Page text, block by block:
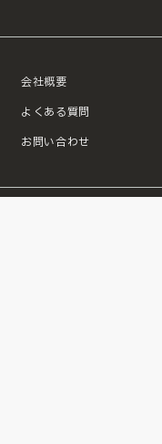
会社概要
よくある質問
お問い合わせ